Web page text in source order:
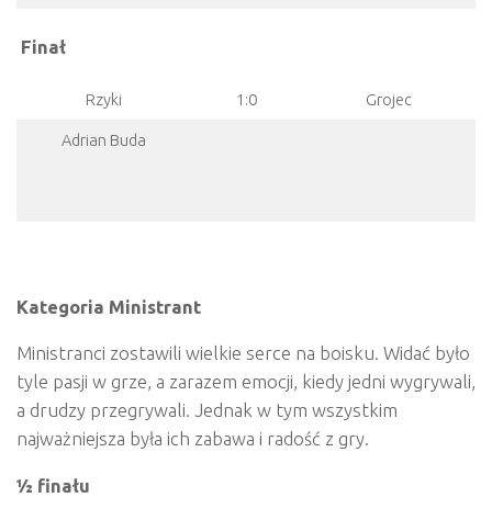
Finał
Rzyki 1:0 Grojec
Adrian Buda
Kategoria Ministrant
Ministranci zostawili wielkie serce na boisku. Widać było
tyle pasji w grze, a zarazem emocji, kiedy jedni wygrywali,
a drudzy przegrywali. Jednak w tym wszystkim
najważniejsza była ich zabawa i radość z gry.
½ finału